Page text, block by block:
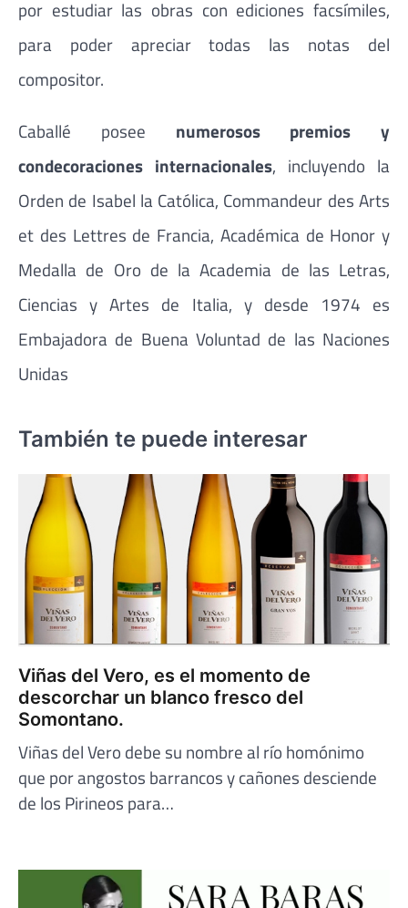
por estudiar las obras con ediciones facsímiles,
para poder apreciar todas las notas del
compositor.
Caballé posee numerosos premios y
condecoraciones internacionales, incluyendo la
Orden de Isabel la Católica, Commandeur des Arts
et des Lettres de Francia, Académica de Honor y
Medalla de Oro de la Academia de las Letras,
Ciencias y Artes de Italia, y desde 1974 es
Embajadora de Buena Voluntad de las Naciones
Unidas
También te puede interesar
Viñas del Vero, es el momento de
descorchar un blanco fresco del
Somontano.
Viñas del Vero debe su nombre al río homónimo
que por angostos barrancos y cañones desciende
de los Pirineos para…